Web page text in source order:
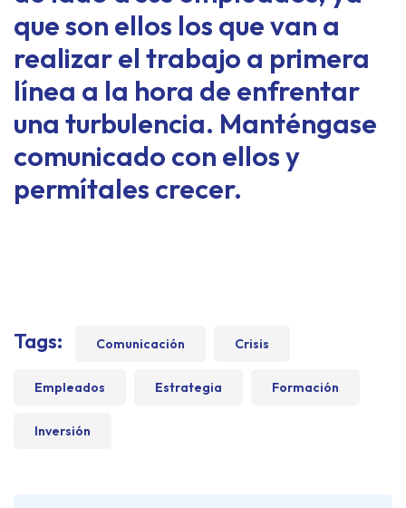
que son ellos los que van a
realizar el trabajo a primera
línea a la hora de enfrentar
una turbulencia. Manténgase
comunicado con ellos y
permítales crecer.
Tags: Comunicación Crisis
Empleados Estrategia Formación
Inversión